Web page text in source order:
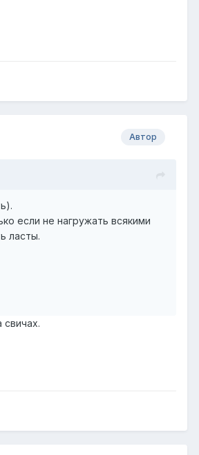
Автор
если не нагружать всякими
ласты.
свичах.